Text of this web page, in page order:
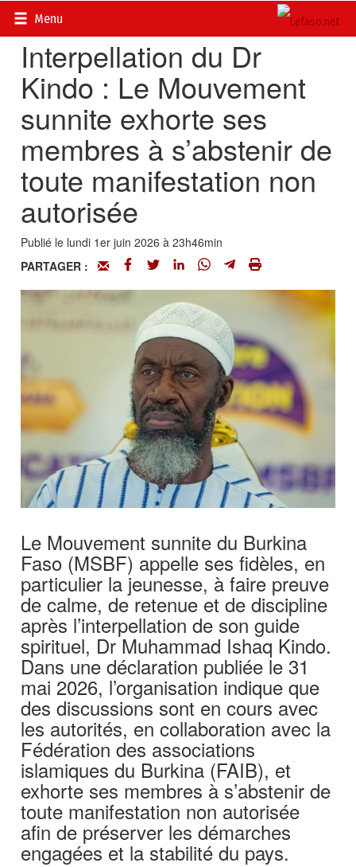
Menu
Accueil>
Interpellation du Dr
Kindo : Le Mouvement
sunnite exhorte ses
membres à s’abstenir de
toute manifestation non
autorisée
Publié le lundi 1er juin 2026 à 23h46min
PARTAGER :
Le Mouvement sunnite du Burkina
Faso (MSBF) appelle ses fidèles, en
particulier la jeunesse, à faire preuve
de calme, de retenue et de discipline
après l’interpellation de son guide
spirituel, Dr Muhammad Ishaq Kindo.
Dans une déclaration publiée le 31
mai 2026, l’organisation indique que
des discussions sont en cours avec
les autorités, en collaboration avec la
Fédération des associations
islamiques du Burkina (FAIB), et
exhorte ses membres à s’abstenir de
toute manifestation non autorisée
afin de préserver les démarches
engagées et la stabilité du pays.